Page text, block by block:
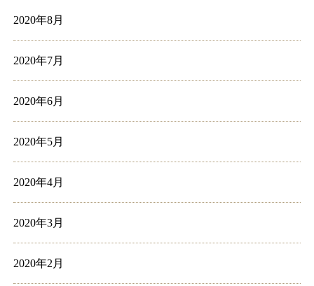
2020年8月
2020年7月
2020年6月
2020年5月
2020年4月
2020年3月
2020年2月